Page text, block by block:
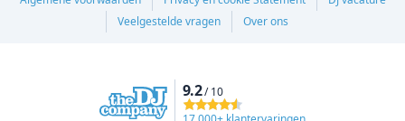
Veelgestelde vragen
Over ons
9.2/ 10